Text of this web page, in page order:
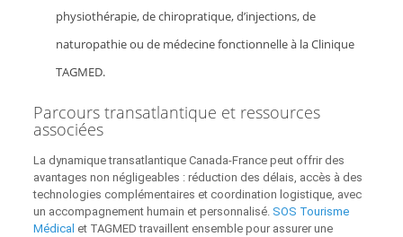
physiothérapie, de chiropratique, d’injections, de
naturopathie ou de médecine fonctionnelle à la Clinique
TAGMED.
Parcours transatlantique et ressources
associées
La dynamique transatlantique Canada-France peut offrir des
avantages non négligeables : réduction des délais, accès à des
technologies complémentaires et coordination logistique, avec
un accompagnement humain et personnalisé. SOS Tourisme
Médical et TAGMED travaillent ensemble pour assurer une